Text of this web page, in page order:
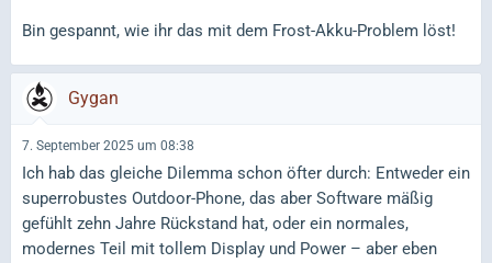
Bin gespannt, wie ihr das mit dem Frost-Akku-Problem löst!
Gygan
7. September 2025 um 08:38
Ich hab das gleiche Dilemma schon öfter durch: Entweder ein
superrobustes Outdoor-Phone, das aber Software mäßig
gefühlt zehn Jahre Rückstand hat, oder ein normales,
modernes Teil mit tollem Display und Power – aber eben